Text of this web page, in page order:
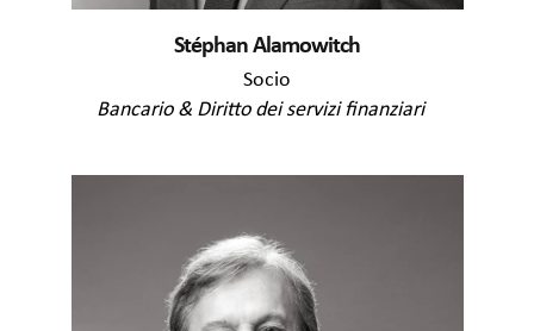
Stéphan Alamowitch
Socio
Bancario & Diritto dei servizi finanziari